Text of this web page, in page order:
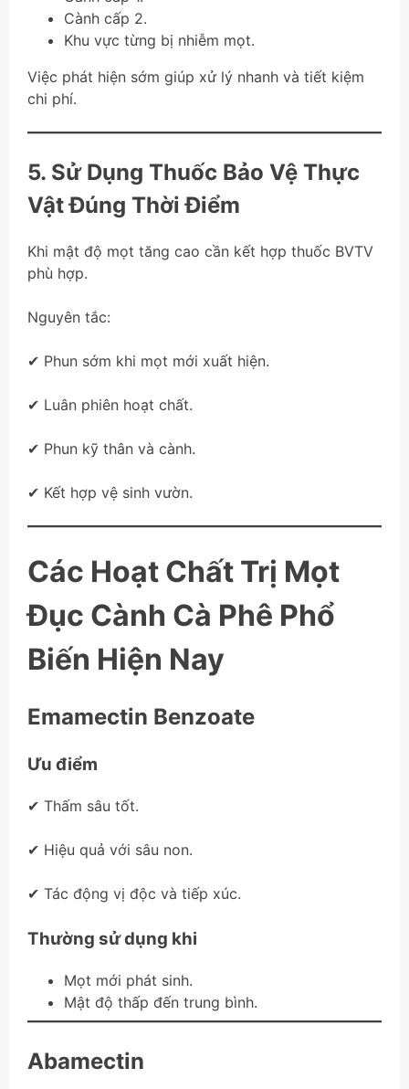
Cành cấp 2.
Khu vực từng bị nhiễm mọt.
Việc phát hiện sớm giúp xử lý nhanh và tiết kiệm
chi phí.
5. Sử Dụng Thuốc Bảo Vệ Thực
Vật Đúng Thời Điểm
Khi mật độ mọt tăng cao cần kết hợp thuốc BVTV
phù hợp.
Nguyên tắc:
✔ Phun sớm khi mọt mới xuất hiện.
✔ Luân phiên hoạt chất.
✔ Phun kỹ thân và cành.
✔ Kết hợp vệ sinh vườn.
Các Hoạt Chất Trị Mọt
Đục Cành Cà Phê Phổ
Biến Hiện Nay
Emamectin Benzoate
Ưu điểm
✔ Thấm sâu tốt.
✔ Hiệu quả với sâu non.
✔ Tác động vị độc và tiếp xúc.
Thường sử dụng khi
Mọt mới phát sinh.
Mật độ thấp đến trung bình.
Abamectin